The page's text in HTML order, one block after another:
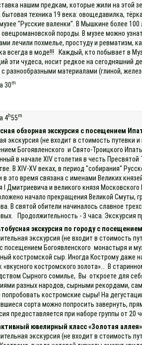
нашим предкам, которые жили на этой
бытовая техника 19 века: овощедавилка,
"Русские валенки". В Мышкине более
породы. В музее можно
лечили похмелье, простуду и ревматизм,
всегда в моде!!! Каждый, кто побывает в
эти чудеса, носит редкое на сегодняшний
разнообразными материалами (глиной,
30m
4h55m
обзорная экскурсия с посещением
экскурсия (не входит в стоимость путевки
Богоявленского и Свято-Троицкого
в начале XIV столетия в честь
В XIV-XV веках, в период "собирания"
в это время связана с именами Великих
I Дмитриевича и великого князя
начало прекращения Великой Смуты,
В святой обители начиналось славное
Продолжительность - 3 часа. Экскурсия
экскурсия по городу с
экскурсия (не входит в стоимость
посещением Богоявленского монастыря и
костромской сыр. Иногда Кострому даже
«вкусного костромского золота»… В
Сырного сомилье, Вы откроете для
разных народов, сырными рекордами,
костромские сыры! На
сорта можно попросить завернуть,
предоставляется при наборе группы от 20
ювелирный класс «Золотая аллея»
экскурсия (не входит в стоимость